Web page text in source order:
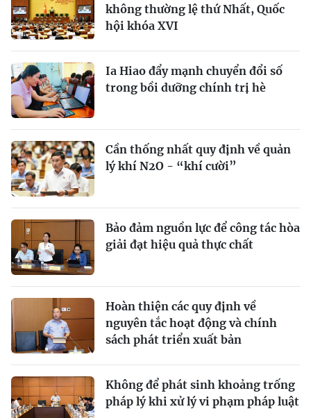
không thường lệ thứ Nhất, Quốc
hội khóa XVI
Ia Hiao đẩy mạnh chuyển đổi số
trong bồi dưỡng chính trị hè
Cần thống nhất quy định về quản
lý khí N2O - “khí cười”
Bảo đảm nguồn lực để công tác hòa
giải đạt hiệu quả thực chất
Hoàn thiện các quy định về
nguyên tắc hoạt động và chính
sách phát triển xuất bản
Không để phát sinh khoảng trống
pháp lý khi xử lý vi phạm pháp luật